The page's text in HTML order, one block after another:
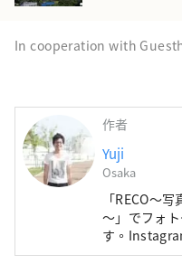
In cooperation with
作者
Yuji
Osaka
「RECO〜
〜」でフォ
す。Instagram
https://